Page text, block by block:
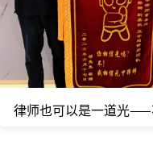
比任何华丽的赞誉都更
律师也可以是一道光